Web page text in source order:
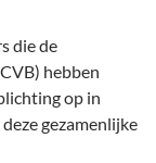
die de
hebben
op in
gezamenlijke